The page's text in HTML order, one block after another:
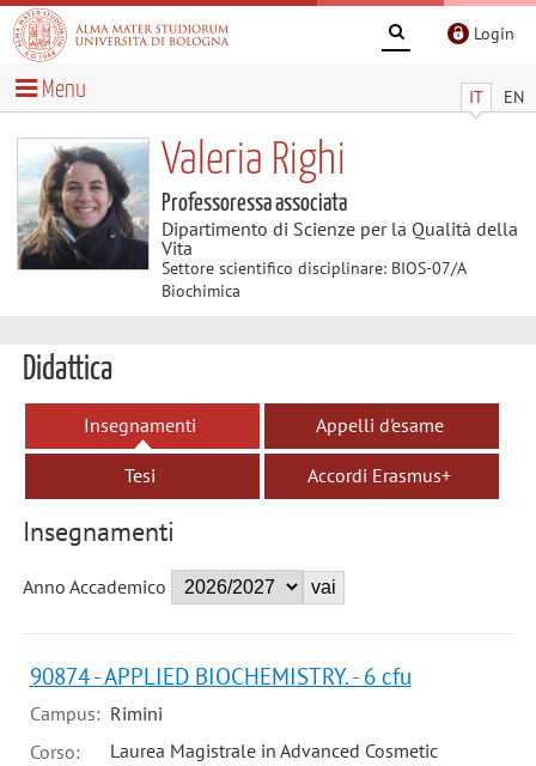
Login
IT EN
Menu
Valeria Righi
Professoressa associata
Dipartimento di Scienze per la Qualità della
Vita
Settore scientifico disciplinare: BIOS-07/A
Biochimica
Didattica
Insegnamenti Appelli d'esame
Tesi Accordi Erasmus+
Insegnamenti
Anno Accademico
90874 - APPLIED BIOCHEMISTRY. - 6 cfu
Campus: Rimini
Corso:
Laurea Magistrale in Advanced Cosmetic